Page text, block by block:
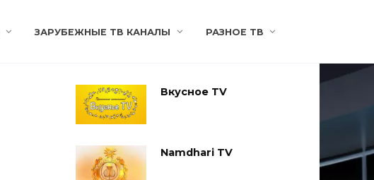
ЗАРУБЕЖНЫЕ ТВ КАНАЛЫ РАЗНОЕ ТВ
Вкусное TV
Namdhari TV